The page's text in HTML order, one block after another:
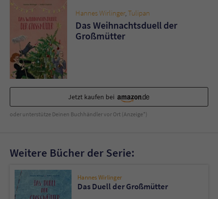
Hannes Wirlinger,Tulipan
Das Weihnachtsduell der
Großmütter
Jetzt kaufen bei
oder unterstütze Deinen Buchhändler vor Ort (Anzeige*)
Weitere Bücher der Serie:
Hannes Wirlinger
Das Duell der Großmütter